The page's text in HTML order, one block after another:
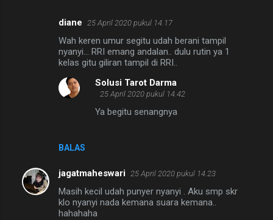
diane 25 April 2020 pukul 14.17
Wah keren umur segitu udah berani tampil
nyanyi... RRI emang andalan.. dulu rutin ya 1
kelas gitu giliran tampil di RRI..
BALAS
Solusi Tarot Darma
25 April 2020 pukul 14.42
Ya begitu senangnya
jagatmaheswari 25 April 2020 pukul 14.23
Masih kecil udah punyer nyanyi . Aku smp skr
klo nyanyi nada kemana suara kemana..
hahahaha